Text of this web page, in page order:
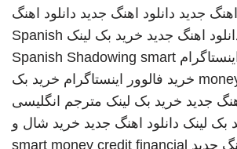
اهنگ جدید دانلود اهنگ جدید دانلود اهنگ
اهنگ جدید خرید بک لینک Spanish
اینستاگرام Spanish Shadowing smart
خرید فالوور اینستاگرام خرید بک
جدید خرید بک لینک مترجم انگلیسی
بک لینک دانلود اهنگ جدید خرید شال و
جدید smart money credit financial